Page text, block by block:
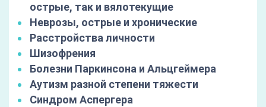
острые, так и вялотекущие
Неврозы, острые и хронические
Расстройства личности
Шизофрения
Болезни Паркинсона и Альцгеймера
Аутизм разной степени тяжести
Синдром Аспергера